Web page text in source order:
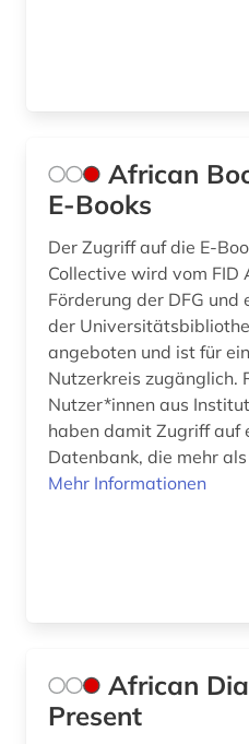
ethnologe (1)
eu (1)
europa (13)
europarat (1)
europäische kultur (1)
African
E-Books
Der Zugriff auf die E-
Collective wird vom
Förderung der DFG
der
angeboten und ist für
Nutzerkreis zugänglich. Registrierte
Nutzer*innen aus
haben damit Zugriff auf
Datenbank, die mehr
Mehr Informationen
African
Present